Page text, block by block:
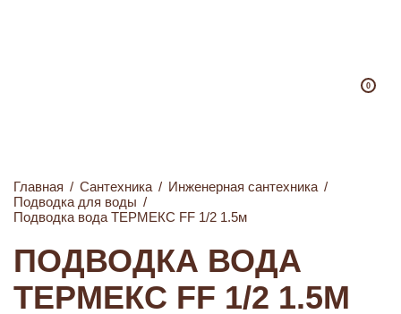
0
Главная / Сантехника / Инженерная сантехника /
Подводка для воды /
Подводка вода ТЕРМЕКС FF 1/2 1.5м
ПОДВОДКА ВОДА
ТЕРМЕКС FF 1/2 1.5М